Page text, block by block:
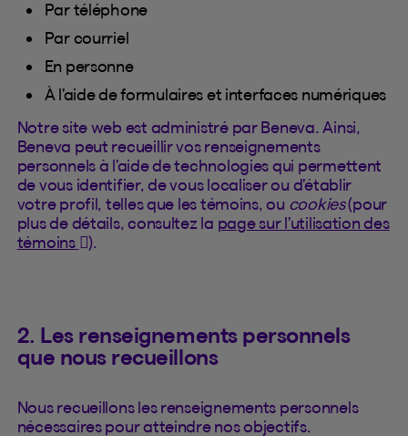
Par téléphone
Par courriel
En personne
À l’aide de formulaires et interfaces numériques
Notre site web est administré par Beneva. Ainsi,
Beneva peut recueillir vos renseignements
personnels à l’aide de technologies qui permettent
de vous identifier, de vous localiser ou d’établir
votre profil, telles que les témoins, ou cookies(pour
plus de détails, consultez la page sur l’utilisation des
témoins (Cet hyperlien s'ouvrira dans un nouvel
).
2. Les renseignements personnels
que nous recueillons
Nous recueillons les renseignements personnels
nécessaires pour atteindre nos objectifs.